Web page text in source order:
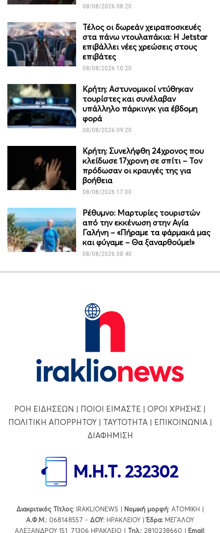
08/08/2026 08:20
Τέλος οι δωρεάν χειραποσκευές
στα πάνω ντουλαπάκια: Η Jetstar
επιβάλλει νέες χρεώσεις στους
επιβάτες
08/08/2026 10:20
Κρήτη: Αστυνομικοί ντύθηκαν
τουρίστες και συνέλαβαν
υπάλληλο πάρκινγκ για έβδομη
φορά
08/08/2026 09:20
Κρήτη: Συνελήφθη 24χρονος που
κλείδωσε 17χρονη σε σπίτι – Τον
πρόδωσαν οι κραυγές της για
βοήθεια
08/08/2026 17:00
Ρέθυμνο: Μαρτυρίες τουριστών
από την εκκένωση στην Αγία
Γαλήνη – «Πήραμε τα φάρμακά μας
και φύγαμε – Θα ξαναρθούμε!»
08/08/2026 08:40
ΡΟΗ ΕΙΔΗΣΕΩΝ | ΠΟΙΟΙ ΕΙΜΑΣΤΕ | ΟΡΟΙ ΧΡΗΣΗΣ |
ΠΟΛΙΤΙΚΗ ΑΠΟΡΡΗΤΟΥ| ΤΑΥΤΟΤΗΤΑ | ΕΠΙΚΟΙΝΩΝΙΑ |
ΔΙΑΦΗΜΙΣΗ
Διακριτικός Τίτλος: IRAKLIONEWS | Νομική μορφή: ΑΤΟΜΙΚΗ |
Α.Φ.Μ.: 068148557 - ΔΟΥ: ΗΡΑΚΛΕΙΟΥ |Έδρα: ΜΕΓΑΛΟΥ
ΑΛΕΞΑΝΔΡΟΥ 151, 71306 ΗΡΑΚΛΕΙΟ | Τηλ.: 2810238660 | Εmail: